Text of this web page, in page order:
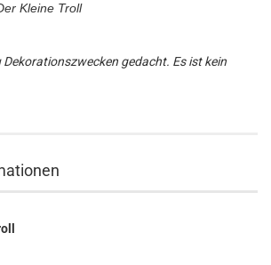
Kleine Troll
Dekorationszwecken gedacht. Es ist kein